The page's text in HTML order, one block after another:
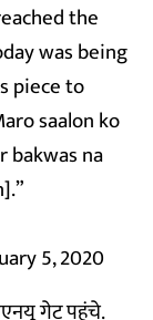
the
was being
piece to
saalon ko
bakwas na
5, 2020
गेट पहुंचे.